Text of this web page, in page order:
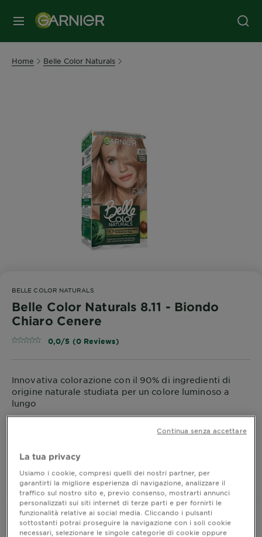
MENU
Home Belle Color Naturals
BELLE COLOR NATURALS
Belle Color Naturals 8.11 - Biondo
Chiaro Cenere
0,0/5 (0 Reviews)
Innovativa colorazione con il 90% di ingredienti di
origine naturale studiata per un colore luminoso a
lungo
Dove acquistare
La tua privacy
Usiamo i cookie, compresi quelli dei nostri partner, per
garantirti la migliore esperienza di navigazione, analizzare il
traffico sul nostro sito e, previo consenso, mostrarti annunci
personalizzati sui siti internet di terze parti e per fornirti le
funzionalità relative ai social media. Cliccando i pulsanti
sottostanti potrai proseguire la navigazione con i soli cookie
necessari, selezionare le singole categorie di cookie oppure
Continua senza accettare